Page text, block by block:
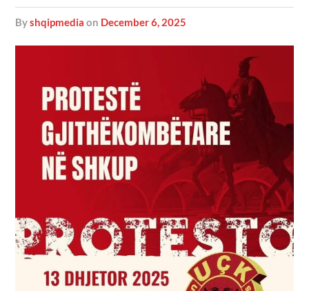
byshqipmedia on December 6, 2025